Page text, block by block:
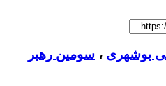
بوشهری ، سومین رهبر